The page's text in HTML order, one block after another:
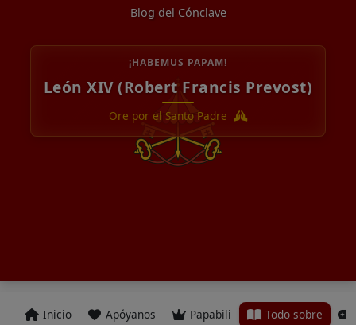
Blog del Cónclave
¡HABEMUS PAPAM!
León XIV (Robert Francis Prevost)
Ore por el Santo Padre
Inicio Apóyanos Papabili Todo sobre